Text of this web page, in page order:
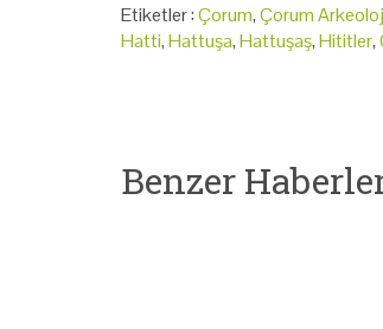
Etiketler :Çorum,Çorum
Hatti,Hattuşa,Hattuşaş,Hititler,
Benzer